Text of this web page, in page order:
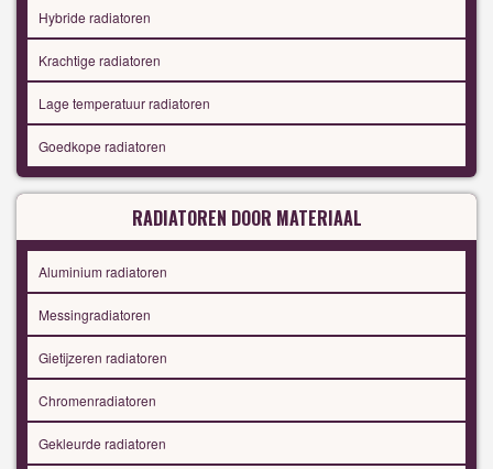
Hybride radiatoren
Krachtige radiatoren
Lage temperatuur radiatoren
Goedkope radiatoren
RADIATOREN DOOR MATERIAAL
Aluminium radiatoren
Messingradiatoren
Gietijzeren radiatoren
Chromenradiatoren
Gekleurde radiatoren